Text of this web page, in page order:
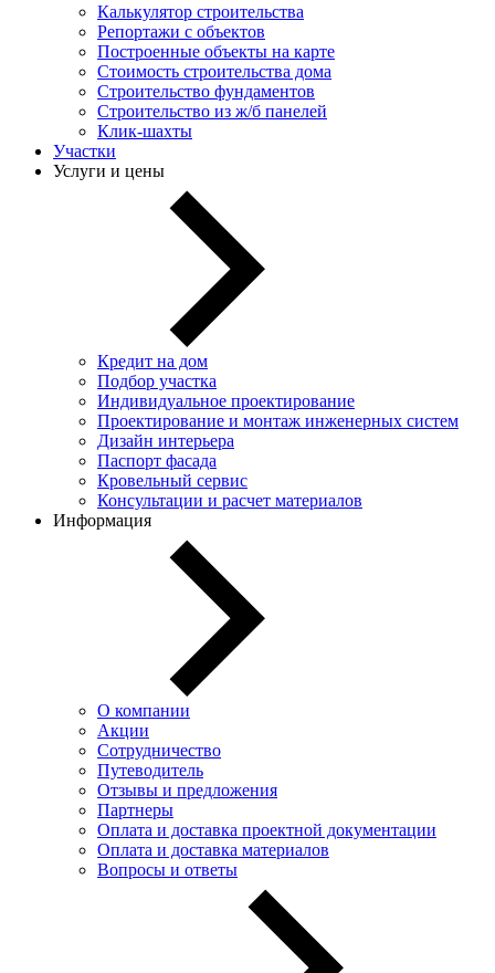
Калькулятор строительства
Репортажи с объектов
Построенные объекты на карте
Стоимость строительства дома
Строительство фундаментов
Строительство из ж/б панелей
Клик-шахты
Участки
Услуги и цены
Кредит на дом
Подбор участка
Индивидуальное проектирование
Проектирование и монтаж инженерных систем
Дизайн интерьера
Паспорт фасада
Кровельный сервис
Консультации и расчет материалов
Информация
О компании
Акции
Сотрудничество
Путеводитель
Отзывы и предложения
Партнеры
Оплата и доставка проектной документации
Оплата и доставка материалов
Вопросы и ответы